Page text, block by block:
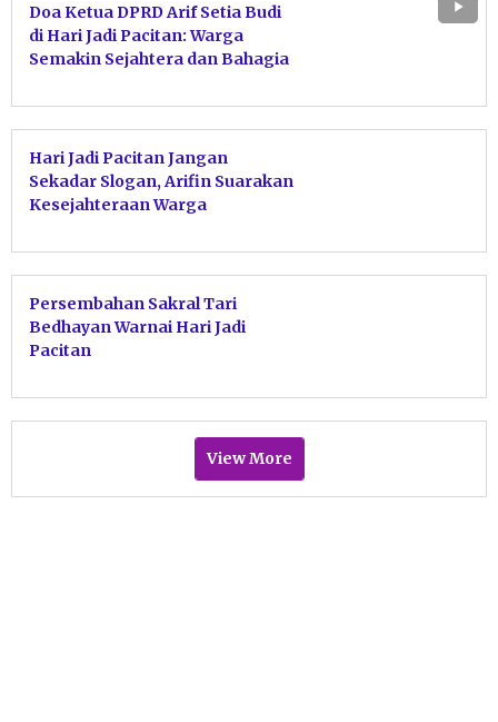
Doa Ketua DPRD Arif Setia Budi
di Hari Jadi Pacitan: Warga
Semakin Sejahtera dan Bahagia
Hari Jadi Pacitan Jangan
Sekadar Slogan, Arifin Suarakan
Kesejahteraan Warga
Persembahan Sakral Tari
Bedhayan Warnai Hari Jadi
Pacitan
View More